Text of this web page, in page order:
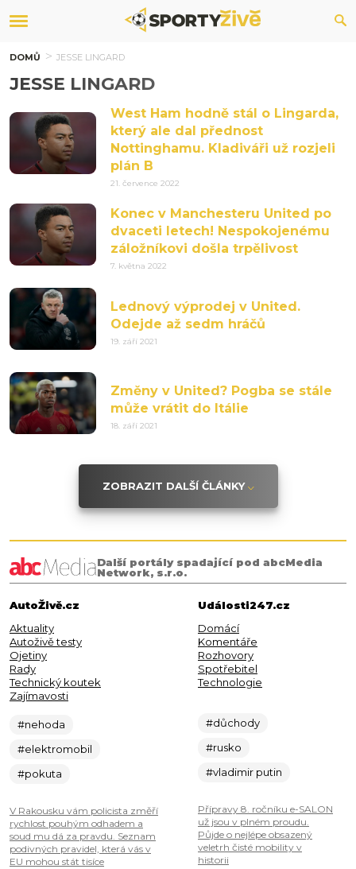
DOMŮ JESSE LINGARD
JESSE LINGARD
West Ham hodně stál o Lingarda,
který ale dal přednost
Nottinghamu. Kladiváři už rozjeli
plán B
21. července 2022
Konec v Manchesteru United po
dvaceti letech! Nespokojenému
záložníkovi došla trpělivost
7. května 2022
Lednový výprodej v United.
Odejde až sedm hráčů
19. září 2021
Změny v United? Pogba se stále
může vrátit do Itálie
18. září 2021
ZOBRAZIT DALŠÍ ČLÁNKY
Další portály spadající pod abcMedia
Network, s.r.o.
AutoŽivě.cz
Aktuality
Autoživě testy
Ojetiny
Rady
Technický koutek
Zajímavosti
#nehoda
#elektromobil
#pokuta
V Rakousku vám policista změří
rychlost pouhým odhadem a
soud mu dá za pravdu. Seznam
podivných pravidel, která vás v
EU mohou stát tisíce
Události247.cz
Domácí
Komentáře
Rozhovory
Spotřebitel
Technologie
#důchody
#rusko
#vladimir putin
Přípravy 8. ročníku e-SALON
už jsou v plném proudu.
Půjde o nejlépe obsazený
veletrh čisté mobility v
historii